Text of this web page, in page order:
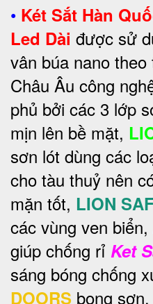
• Két Sắt Hàn
Led Dài được sử
vân búa nano
Châu Âu công
phủ bởi các 3 lớp
mịn lên bề mặt,
sơn lót dùng các
cho tàu thuỷ nên
mặn tốt, LION
các vùng ven biển,
giúp chống rỉ Ket
sáng bóng chống
DOORS bong